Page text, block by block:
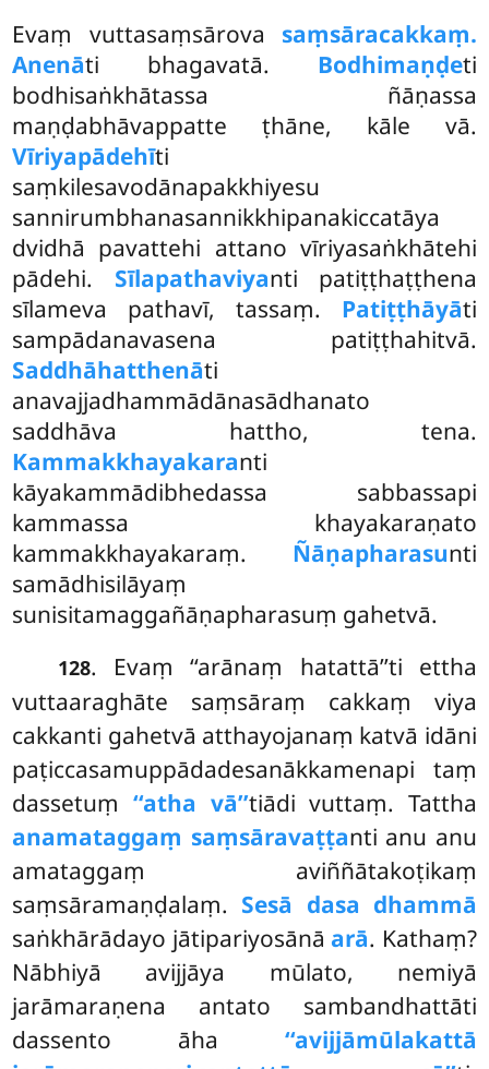
Evaṃ vuttasaṃsārova saṃsāracakkaṃ.
Anenāti bhagavatā. Bodhimaṇḍeti
bodhisaṅkhātassa ñāṇassa
maṇḍabhāvappatte ṭhāne, kāle vā.
Vīriyapādehīti
saṃkilesavodānapakkhiyesu
sannirumbhanasannikkhipanakiccatāya
dvidhā pavattehi attano vīriyasaṅkhātehi
pādehi. Sīlapathaviyanti patiṭṭhaṭṭhena
sīlameva pathavī, tassaṃ. Patiṭṭhāyāti
sampādanavasena patiṭṭhahitvā.
Saddhāhatthenāti
anavajjadhammādānasādhanato
saddhāva hattho, tena.
Kammakkhayakaranti
kāyakammādibhedassa sabbassapi
kammassa khayakaraṇato
kammakkhayakaraṃ. Ñāṇapharasunti
samādhisilāyaṃ
sunisitamaggañāṇapharasuṃ gahetvā.
128. Evaṃ ‘‘arānaṃ hatattā’’ti ettha
vuttaaraghāte saṃsāraṃ cakkaṃ viya
cakkanti gahetvā atthayojanaṃ katvā idāni
paṭiccasamuppādadesanākkamenapi taṃ
dassetuṃ ‘‘atha vā’’tiādi vuttaṃ. Tattha
anamataggaṃ saṃsāravaṭṭanti anu anu
amataggaṃ aviññātakoṭikaṃ
saṃsāramaṇḍalaṃ. Sesā dasa dhammā
saṅkhārādayo jātipariyosānā arā. Kathaṃ?
Nābhiyā avijjāya mūlato, nemiyā
jarāmaraṇena antato sambandhattāti
dassento āha ‘‘avijjāmūlakattā